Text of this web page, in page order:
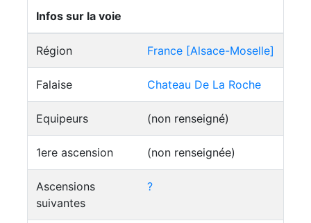
Infos sur la voie
Région France [Alsace-Moselle]
Falaise Chateau De La Roche
Equipeurs (non renseigné)
1ere ascension (non renseignée)
Ascensions
suivantes
?